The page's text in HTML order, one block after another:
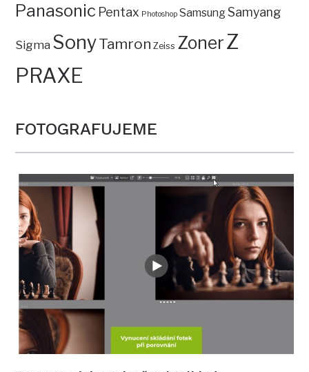
Panasonic Pentax Photoshop SamsungSamyang
Sigma SonyTamron Zeiss ZonerZ
PRAXE
FOTOGRAFUJEME